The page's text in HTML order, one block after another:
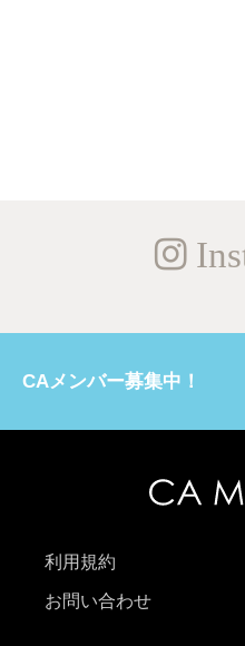
CAメンバー募集中！
利用規約
お問い合わせ